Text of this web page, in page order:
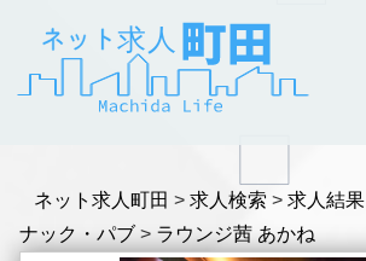
ネット求人町田 求人検索 求人結果
ナック・パブ
ラウンジ茜 あかね